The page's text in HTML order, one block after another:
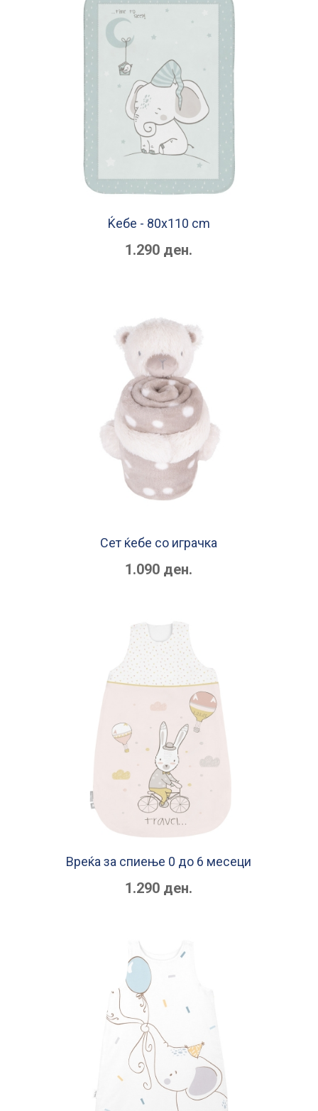
Ќебe - 80x110 cm
1.290 ден.
Сет ќебе со играчка
1.090 ден.
Вреќа за спиење 0 до 6 месеци
1.290 ден.